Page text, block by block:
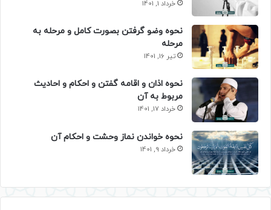
خرداد 1, 1401
نحوه وضو گرفتن بصورت کامل و مرحله به
مرحله
تیر 16, 1401
نحوه اذان و اقامه گفتن و احکام و احادیث
مربوط به آن
خرداد 17, 1401
نحوه خواندن نماز وحشت و احکام آن
خرداد 9, 1401